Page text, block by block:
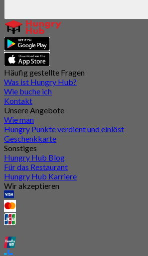
Häufig gestellte Fragen
Was ist Hungry Hub?
Wie buche ich
Kontakt
Unsere Angebote
Wie man
Hungry Punkte verdient und einlöst
Geschenkkarte
Sonstiges
Hungry Hub Blog
Für das Restaurant
Hungry Hub Karriere
Wir akzeptieren